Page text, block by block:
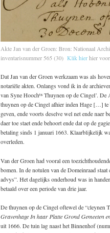
Akte Jan van der Groen: Bron: Nationaal
inventarisnummer 565 (30) Klik hierhier
Dat Jan van der Groen werkzaam was als
notariële akten. Onlangs vond ik in de
van Syne Hoochᵗˢ Thuynen op de Cingel’.
thuynen op de Cingel alhier inden Hage […] te
geven, ende voorts deselve wel net ende naer
daer toe staet ende behoort ende dat op de
betaling sinds 1 januari 1663. Klaarblijkelijk
overleden.
Van der Groen had vooral een
bomen. In de notulen van de Domeinraad
advys”. Het dagelijks onderhoud was in
betaald over een periode van drie jaar.
De thuynen op de Cingel oftewel de “cleynen
Gravenhage In haar Platte Grond Gemeeten
uit 1666. De tuin lag naast het Binnenhof